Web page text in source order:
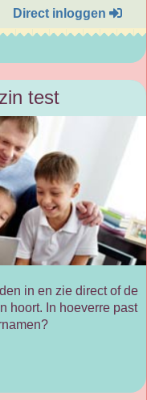
Direct inloggen
test
in en zie direct of de
hoort. In hoeverre past